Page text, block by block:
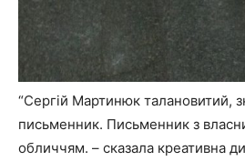
“Сергій Мартинюк талановитий,
письменник. Письменник з
обличчям. – сказала креативна